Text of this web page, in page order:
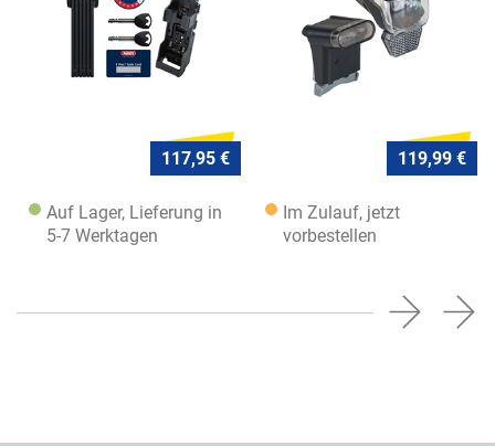
117,95 €
Auf Lager, Lieferung in
5-7 Werktagen
119,99 €
Im Zulauf, jetzt
vorbestellen